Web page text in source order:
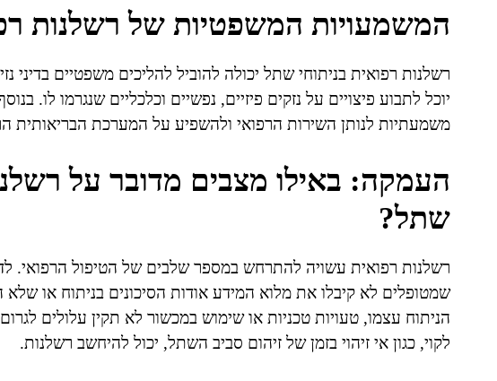
המשמעויות המשפטיות של רשלנות
רשלנות רפואית בניתוחי שתל יכולה להוביל להליכים משפטיים בדיני
יוכל לתבוע פיצויים על נזקים פיזיים, נפשיים וכלכליים שנגרמו לו.
משמעתיות לנותן השירות הרפואי ולהשפיע על המערכת הבריאותית
העמקה: באילו מצבים מדובר על
שתל?
רשלנות רפואית עשויה להתרחש במספר שלבים של הטיפול הרפואי.
שמטופלים לא קיבלו את מלוא המידע אודות הסיכונים בניתוח או
הניתוח עצמו, טעויות טכניות או שימוש במכשור לא תקין עלולים
לקוי, כגון אי זיהוי בזמן של זיהום סביב השתל, יכול להיחשב רשלנות.